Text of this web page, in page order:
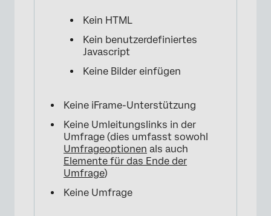
Kein HTML
Kein benutzerdefiniertes
Javascript
Keine Bilder einfügen
Keine iFrame-Unterstützung
Keine Umleitungslinks in der
Umfrage (dies umfasst sowohl
Umfrageoptionen als auch
Elemente für das Ende der
Umfrage)
Keine Umfrage